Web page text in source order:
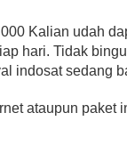
Kalian udah
hari. Tidak
indosat sedang
ataupun paket